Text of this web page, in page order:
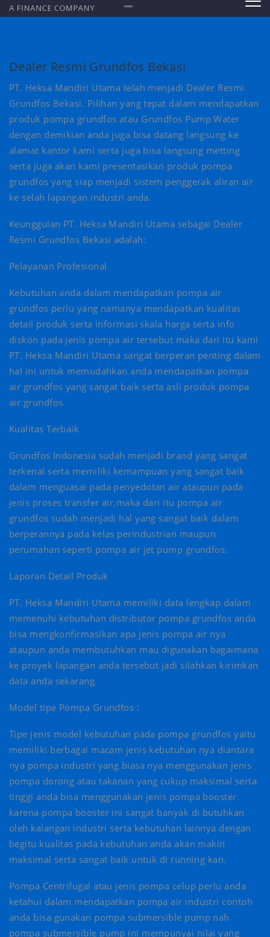
Dealer Resmi Grundfos Bekasi
PT. Heksa Mandiri Utama telah menjadi Dealer Resmi
Grundfos Bekasi. Pilihan yang tepat dalam mendapatkan
produk pompa grundfos atau Grundfos Pump Water
dengan demikian anda juga bisa datang langsung ke
alamat kantor kami serta juga bisa langsung metting
serta juga akan kami presentasikan produk pompa
grundfos yang siap menjadi sistem penggerak aliran air
ke selah lapangan industri anda.
Keunggulan PT. Heksa Mandiri Utama sebagai Dealer
Resmi Grundfos Bekasi adalah:
Pelayanan Profesional
Kebutuhan anda dalam mendapatkan pompa air
grundfos perlu yang namanya mendapatkan kualitas
detail produk serta informasi skala harga serta info
diskon pada jenis pompa air tersebut maka dari itu kami
PT. Heksa Mandiri Utama sangat berperan penting dalam
hal ini untuk memudahkan anda mendapatkan pompa
air grundfos yang sangat baik serta asli produk pompa
air grundfos.
Kualitas Terbaik
Grundfos Indonesia sudah menjadi brand yang sangat
terkenal serta memiliki kemampuan yang sangat baik
dalam menguasai pada penyedotan air ataupun pada
jenis proses transfer air,maka dari itu pompa air
grundfos sudah menjadi hal yang sangat baik dalam
berperannya pada kelas perindustrian maupun
perumahan seperti pompa air jet pump grundfos.
Laporan Detail Produk
PT. Heksa Mandiri Utama memiliki data lengkap dalam
memenuhi kebutuhan distributor pompa grundfos anda
bisa mengkonfirmasikan apa jenis pompa air nya
ataupun anda membutuhkan mau digunakan bagaimana
ke proyek lapangan anda tersebut jadi silahkan kirimkan
data anda sekarang.
Model tipe Pompa Grundfos :
Tipe jenis model kebutuhan pada pompa grundfos yaitu
memiliki berbagai macam jenis kebutuhan nya diantara
nya pompa industri yang biasa nya menggunakan jenis
pompa dorong atau takanan yang cukup maksimal serta
tinggi anda bisa menggunakan jenis pompa booster
karena pompa booster ini sangat banyak di butuhkan
oleh kalangan industri serta kebutuhan lainnya dengan
begitu kualitas pada kebutuhan anda akan makin
maksimal serta sangat baik untuk di running kan.
Pompa Centrifugal atau jenis pompa celup perlu anda
ketahui dalam mendapatkan pompa air industri contoh
anda bisa gunakan pompa submersible pump nah
pompa submersible pump ini mempunyai nilai yang